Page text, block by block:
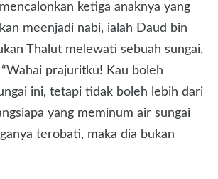
ketiga anaknya yang
meenjadi nabi, ialah Daud bin
Thalut melewati sebuah sungai,
prajuritku! Kau boleh
ini, tetapi tidak boleh lebih dari
yang meminum air sungai
terobati, maka dia bukan